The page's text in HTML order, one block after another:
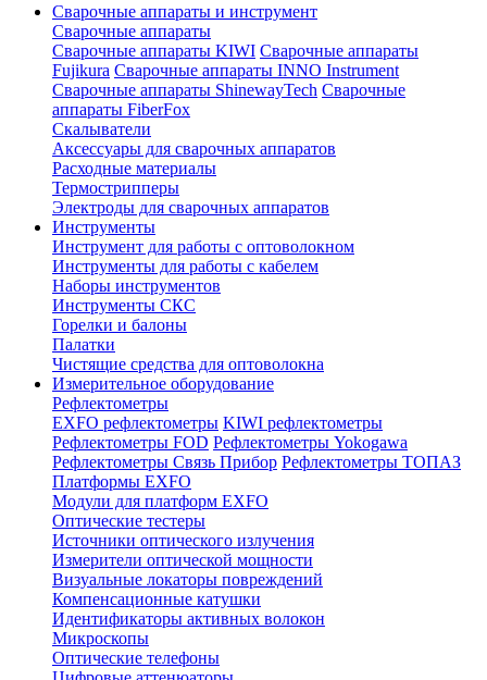
Сварочные аппараты и инструмент
Сварочные аппараты
Сварочные аппараты KIWI Сварочные аппараты
Fujikura Сварочные аппараты INNO Instrument
Сварочные аппараты ShinewayTech Cварочные
аппараты FiberFox
Скалыватели
Аксессуары для сварочных аппаратов
Расходные материалы
Термострипперы
Электроды для сварочных аппаратов
Инструменты
Инструмент для работы с оптоволокном
Инструменты для работы с кабелем
Наборы инструментов
Инструменты СКС
Горелки и балоны
Палатки
Чистящие средства для оптоволокна
Измерительное оборудование
Рефлектометры
EXFO рефлектометры KIWI рефлектометры
Рефлектометры FOD Рефлектометры Yokogawa
Рефлектометры Связь Прибор Рефлектометры ТОПАЗ
Платформы EXFO
Модули для платформ EXFO
Оптические тестеры
Источники оптического излучения
Измерители оптической мощности
Визуальные локаторы повреждений
Компенсационные катушки
Идентификаторы активных волокон
Микроскопы
Оптические телефоны